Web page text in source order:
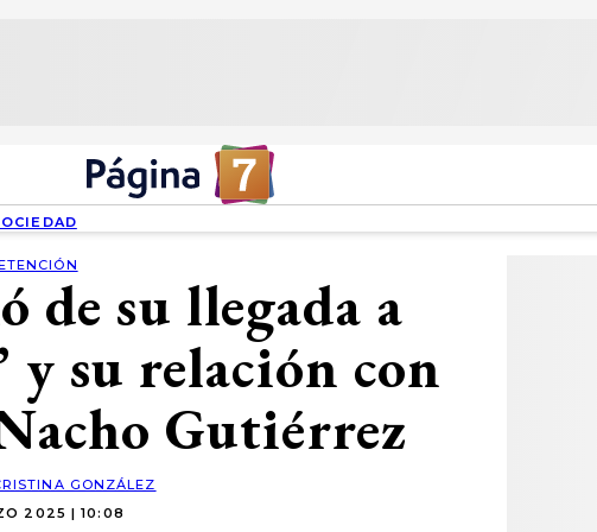
de su llegada a
y su relación con
Gutiérrez
GONZÁLEZ
2025 | 10:08